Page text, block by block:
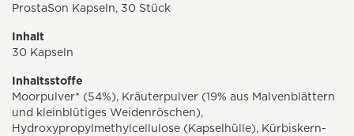
ProstaSon Kapseln, 30 Stück
Inhalt
30 Kapseln
Inhaltsstoffe
Moorpulver* (54%), Kräuterpulver (19% aus Malvenblättern
und kleinblütiges Weidenröschen),
Hydroxypropylmethylcellulose (Kapselhülle), Kürbiskern-